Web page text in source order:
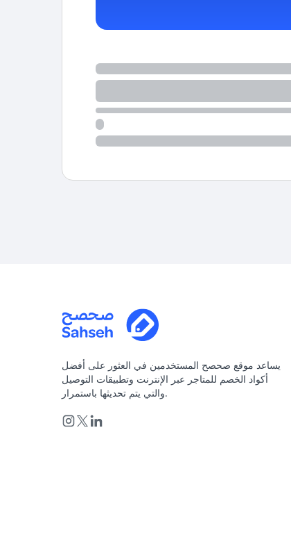
يساعد موقع صحصح المستخدمين في العثور على أفضل
أكواد الخصم للمتاجر عبر الإنترنت وتطبيقات التوصيل
والتي يتم تحديثها باستمرار.